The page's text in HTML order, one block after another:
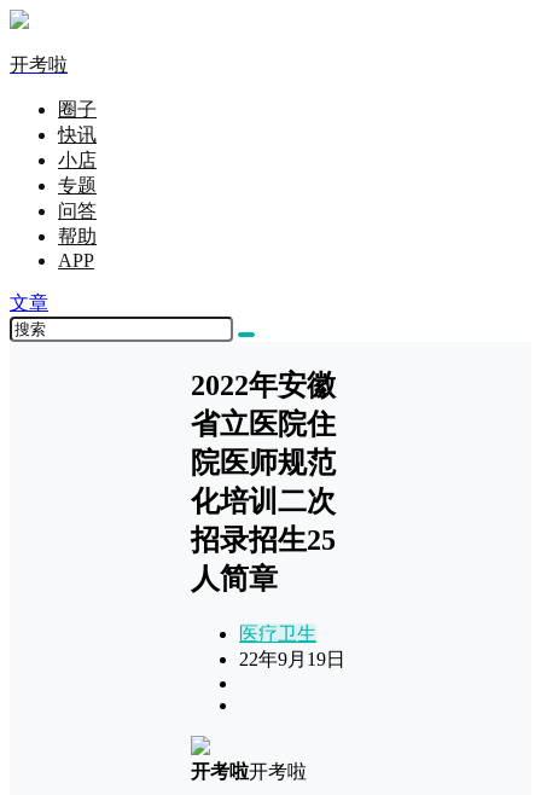
开考啦
圈子
快讯
小店
专题
问答
帮助
APP
文章
2022年安徽
省立医院住
院医师规范
化培训二次
招录招生25
人简章
医疗卫生
22年9月19日
开考啦开考啦